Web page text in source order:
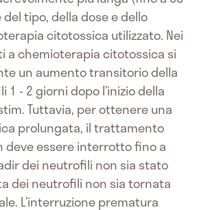
tipo, della dose e dello
citotossica utilizzato. Nei
a chemioterapia citotossica si
un aumento transitorio della
- 2 giorni dopo l’inizio della
Tuttavia, per ottenere una
prolungata, il trattamento
essere interrotto fino a
dei neutrofili non sia stato
dei neutrofili non sia tornata
L’interruzione prematura